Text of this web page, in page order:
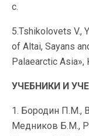
с.
5.Tshikolovets V.,
of Altai, Sayans
Palaearctic Asia»,
УЧЕБНИКИ И
1. Бородин П.М.,
Медников Б.М.,